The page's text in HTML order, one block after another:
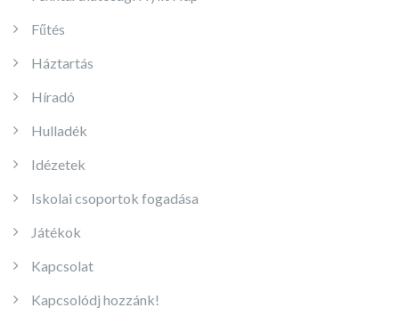
Fűtés
Háztartás
Híradó
Hulladék
Idézetek
Iskolai csoportok fogadása
Játékok
Kapcsolat
Kapcsolódj hozzánk!